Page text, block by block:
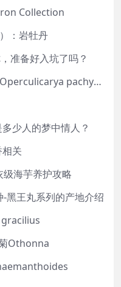
Collection
：岩牡丹
准备好入坑了吗？
【块根】浅挖一下象足漆树Operculicarya pachypus
少人的梦中情人？
关
海芋养护攻略
黑王丸系列的产地介绍
Othonna